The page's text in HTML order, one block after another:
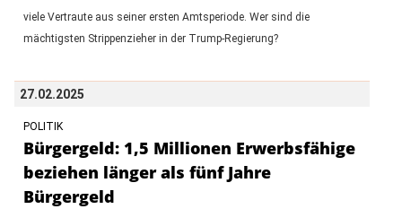
viele Vertraute aus seiner ersten Amtsperiode. Wer sind die
mächtigsten Strippenzieher in der Trump-Regierung?
27.02.2025
POLITIK
Bürgergeld: 1,5 Millionen Erwerbsfähige
beziehen länger als fünf Jahre
Bürgergeld